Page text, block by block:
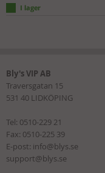
Bly's VIP AB
Traversgatan 15
531 40 LIDKÖPING
Tel: 0510-229 21
Fax: 0510-225 39
E-post: info@blys.se
support@blys.se